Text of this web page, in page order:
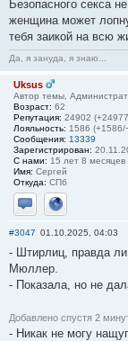
Безопасного ceкса
женщина может
тебя заикой на всю
Да, я зануда, я знаю...
Uksus
Автор темы,
Возраст: 62
Репутация: 24902
Лояльность: 1586 (+1586/
Сообщения: 13339
Зарегистрирован:
С нами: 15 лет 8 месяцев
Имя: Сергей
Откуда: СПб
Отправить
Сайт
#3047 01.10.2025, 04:03
- Штирлиц, правда
Мюллер.
- Показала, но не
Добавлено спустя 2
- Никак не могу